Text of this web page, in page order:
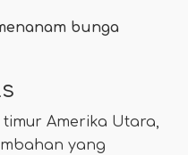
bunga
Amerika Utara,
yang